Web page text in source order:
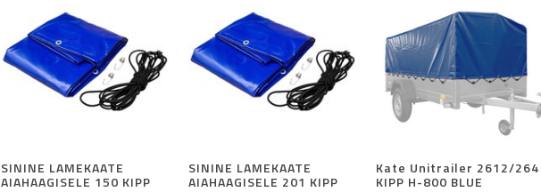
SININE LAMEKAATE
AIAHAAGISELE 150 KIPP
SININE LAMEKAATE
AIAHAAGISELE 201 KIPP
Kate Unitrailer 2612/264
KIPP H-800 BLUE